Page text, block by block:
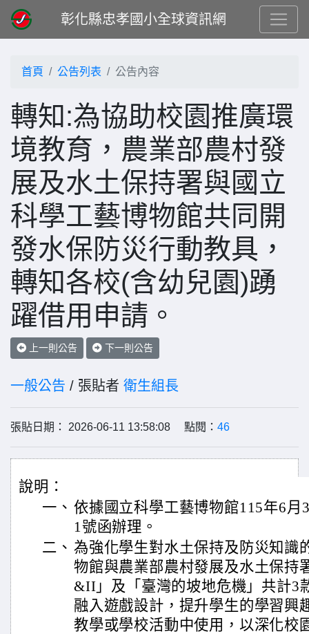
彰化縣忠孝國小全球資訊網
首頁 公告列表 公告內容
轉知:為協助校園推廣環
境教育，農業部農村發
展及水土保持署與國立
科學工藝博物館共同開
發水保防災行動教具，
轉知各校(含幼兒園)踴
躍借用申請。
上一則公告 下一則公告
一般公告 / 張貼者 衛生組長
張貼日期： 2026-06-11 13:58:08 點閱： 46
說明：
一、 依據國立科學工藝博物館115年6月
1號函辦理。
二、 為強化學生對水土保持及防災知識
物館與農業部農村發展及水土保持
&II」及「臺灣的坡地危機」共計3
融入遊戲設計，提升學生的學習興
教學或學校活動中使用，以深化校